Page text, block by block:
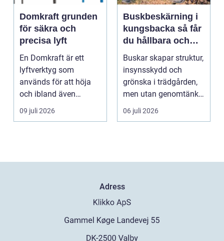
Domkraft grunden
för säkra och
precisa lyft
En Domkraft är ett
lyftverktyg som
används för att höja
och ibland även
positionera tunga
objekt, so...
09 juli 2026
Buskbeskärning i
kungsbacka så får
du hållbara och
vackra buskar året
runt
Buskar skapar struktur,
insynsskydd och
grönska i trädgården,
men utan genomtänkt
beskärning blir de...
06 juli 2026
Adress